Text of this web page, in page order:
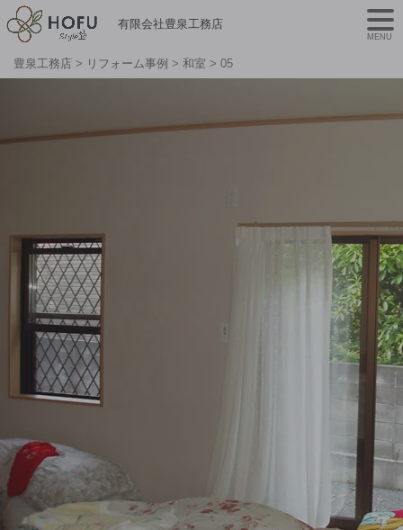
有限会社豊泉工務店
豊泉工務店 > リフォーム事例 > 和室 > 05
MENU